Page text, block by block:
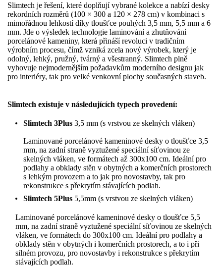
Slimtech je řešení, které doplňují vybrané kolekce a nabízí desky
rekordních rozměrů (100 × 300 a 120 × 278 cm) v kombinaci s
mimořádnou lehkostí díky tloušťce pouhých 3,5 mm, 5,5 mm a 6
mm. Jde o výsledek technologie laminování a zhutňování
porcelánové kameniny, která přináší revoluci v tradičním
výrobním procesu, čímž vzniká zcela nový výrobek, který je
odolný, lehký, pružný, tvárný a všestranný. Slimtech plně
vyhovuje nejmodernějším požadavkům moderního designu jak
pro interiéry, tak pro velké venkovní plochy současných staveb.
Slimtech existuje v následujících typech provedení:
Slimtech 3Plus 3,5 mm (s vrstvou ze skelných vláken)
Laminované porcelánové kameninové desky o tloušťce 3,5
mm, na zadní straně vyztužené speciální síťovinou ze
skelných vláken, ve formátech až 300x100 cm. Ideální pro
podlahy a obklady stěn v obytných a komerčních prostorech
s lehkým provozem a to jak pro novostavby, tak pro
rekonstrukce s překrytím stávajících podlah.
Slimtech 5Plus 5,5mm (s vrstvou ze skelných vláken)
Laminované porcelánové kameninové desky o tloušťce 5,5
mm, na zadní straně vyztužené speciální síťovinou ze skelných
vláken, ve formátech do 300x100 cm. Ideální pro podlahy a
obklady stěn v obytných i komerčních prostorech, a to i při
silném provozu, pro novostavby i rekonstrukce s překrytím
stávajících podlah.